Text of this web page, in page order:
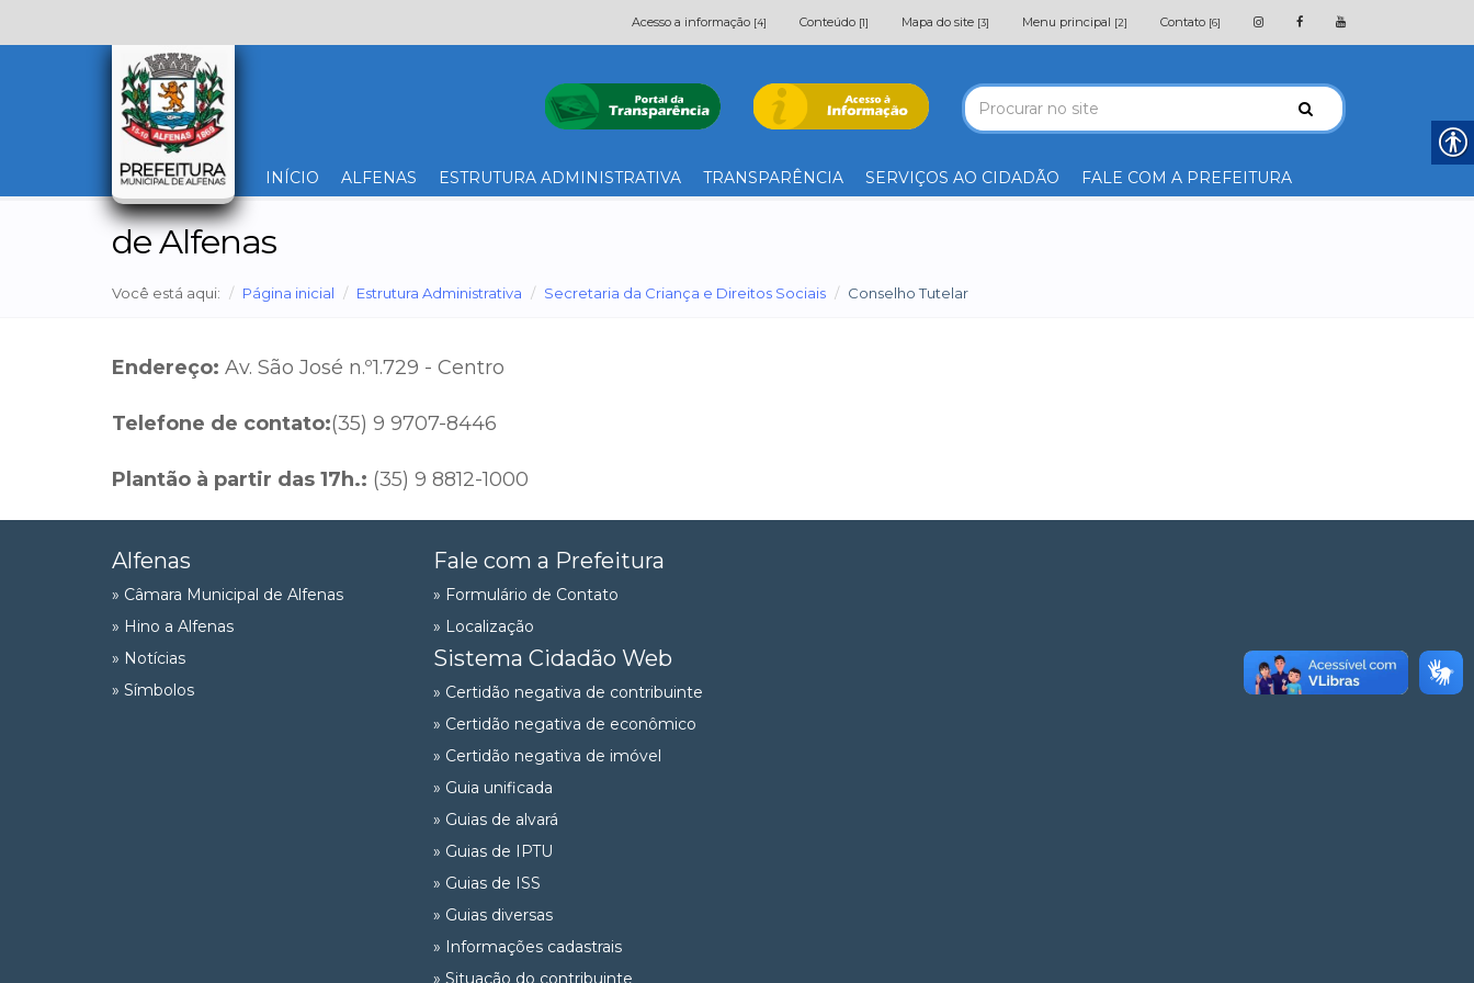
Acesso a informação [4] Conteúdo [1] Mapa do site [3] Menu principal [2] Contato [6]
INÍCIO ALFENAS ESTRUTURA ADMINISTRATIVA TRANSPARÊNCIA SERVIÇOS AO CIDADÃO FALE COM A PREFEITURA
de Alfenas
Você está aqui: Página inicial Estrutura Administrativa Secretaria da Criança e Direitos Sociais Conselho Tutelar
Endereço: Av. São José n.º1.729 - Centro
Telefone de contato:(35) 9 9707-8446
Plantão à partir das 17h.: (35) 9 8812-1000
Alfenas
» Câmara Municipal de Alfenas
» Hino a Alfenas
» Notícias
» Símbolos
Fale com a Prefeitura
» Formulário de Contato
» Localização
Sistema Cidadão Web
» Certidão negativa de contribuinte
» Certidão negativa de econômico
» Certidão negativa de imóvel
» Guia unificada
» Guias de alvará
» Guias de IPTU
» Guias de ISS
» Guias diversas
» Informações cadastrais
» Situação do contribuinte